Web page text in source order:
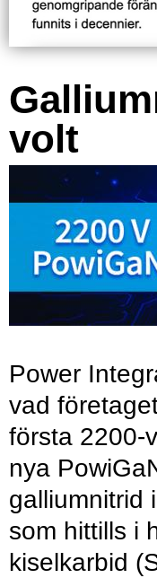
volt
Power
vad
första 2200-
nya
galliumnitrid
som hittills i
kiselkarbid